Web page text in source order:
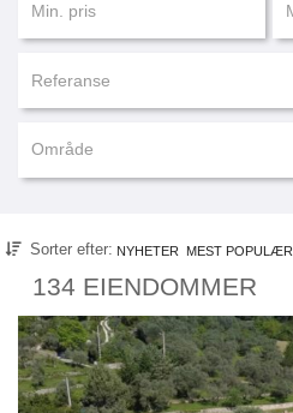
Område
Sorter efter: NYHETER MEST POPULÆR
134 EIENDOMMER